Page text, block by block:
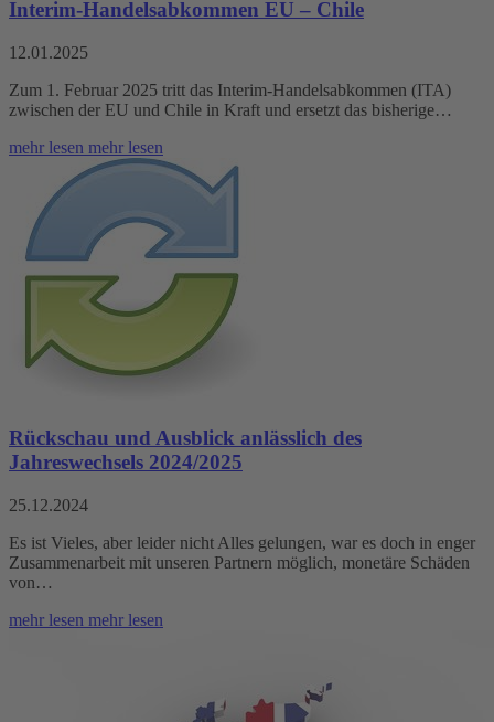
Interim-Handelsabkommen EU – Chile
12.01.2025
Zum 1. Februar 2025 tritt das Interim-Handelsabkommen (ITA)
zwischen der EU und Chile in Kraft und ersetzt das bisherige…
mehr lesen mehr lesen
Rückschau und Ausblick anlässlich des
Jahreswechsels 2024/2025
25.12.2024
Es ist Vieles, aber leider nicht Alles gelungen, war es doch in enger
Zusammenarbeit mit unseren Partnern möglich, monetäre Schäden
von…
mehr lesen mehr lesen